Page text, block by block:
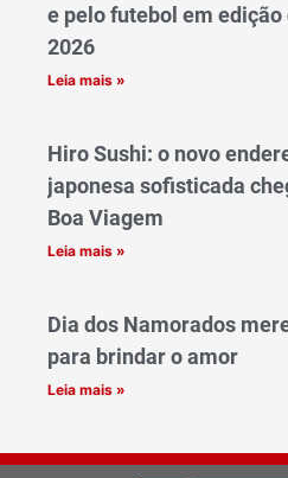
e pelo futebol em
2026
Leia mais »
Hiro Sushi: o novo
japonesa sofisticada
Boa Viagem
Leia mais »
Dia dos Namorados
para brindar o amor
Leia mais »